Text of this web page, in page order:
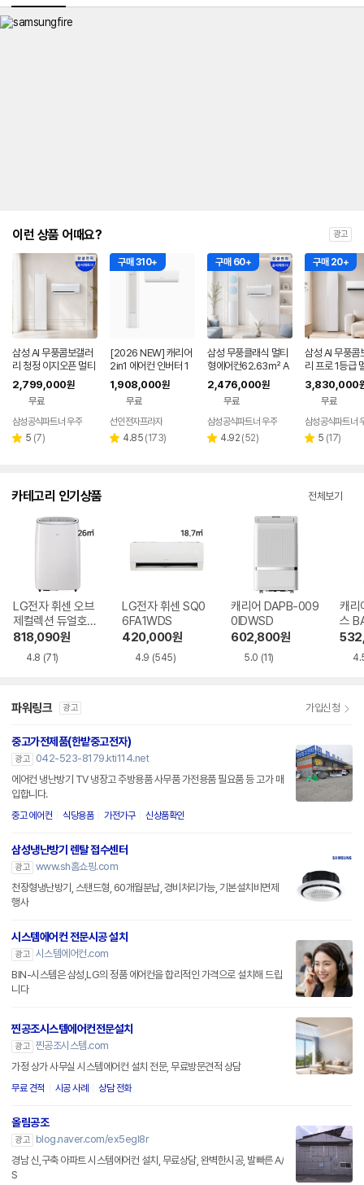
치
비
이런 상품 어때요? 광고
삼성 AI 무풍콤보갤러
리 청정 이지오픈 멀티
형 에어컨 AF80F17D
22WRS 기본설치포
2,799,000원
무료
삼성공식파트너 우주
별 5 리
(7)
구매 310+
[2026 NEW] 캐리어
2in1 에어컨 인버터 1
등급 멀티형 wifi 17평
+6평 투인원 전국 설
치비포함
1,908,000원
무료
선인전자프라자
별 4.85 리
(173)
구매 60+
삼성 무풍클래식 멀티
형에어컨62.63㎡ A
F70F19D11LRS 프
리미엄블루 기본설치
비포함
2,476,000원
무료
삼성공식파트너 우주
별 4.92 리
(52)
구매 20+
삼성 AI 무풍콤
리 프로 1등급
에어컨
8ERS 기본설
3,830,000
무료
삼성공식파트너
별 5 리
(17)
카테고리 인기상품 전체보기
LG전자 휘센 오브
제컬렉션 듀얼호스
PQ08FDWBS
818,090원
4.8 (71)
LG전자 휘센 SQ0
6FA1WDS
420,000원
4.9 (545)
캐리어 DAPB-009
0IDWSD
602,800원
5.0 (11)
캐리
스
파워링크 광고 가입신청
중고가전제품(한밭중고전자)
광고
042-523-8179.kti114.net
에어컨 냉난방기 TV 냉장고 주방용품 사무품 가전용품 필요품 등 고가 매
입합니다.
중고 에어컨 식당용품 가전가구 신상품확인
삼성냉난방기 렌탈 접수센터
광고 www.sh홈쇼핑.com
천장형냉난방기, 스탠드형, 60개월분납, 경비처리가능, 기본설치비면제
행사
시스템에어컨 전문시공 설치
광고 시스템에어컨.com
BIN-시스템은 삼성,LG의 정품 에어컨을 합리적인 가격으로 설치해 드립
니다
찐공조시스템에어컨전문설치
광고 찐공조시스템.com
가정 상가 사무실 시스템에어컨 설치 전문, 무료방문견적 상담
무료 견적 시공 사례 상담 전화
올림공조
광고
blog.naver.com/ex5egl8r
경남 신,구축 아파트 시스템에어컨 설치, 무료상담, 완벽한시공, 발빠른 A/
S